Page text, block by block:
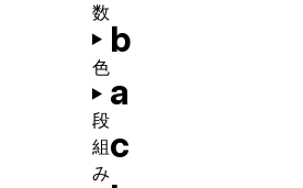
b
a
c
数
色
段
組
み